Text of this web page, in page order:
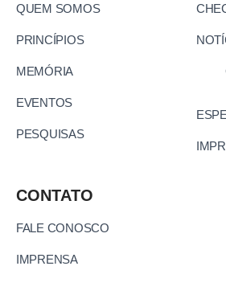
QUEM SOMOS
PRINCÍPIOS
MEMÓRIA
EVENTOS
PESQUISAS
CONTATO
FALE CONOSCO
IMPRENSA